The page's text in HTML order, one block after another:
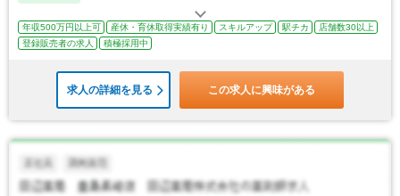
年収500万円以上可 産休・育休取得実績有り スキルアップ 駅チカ
店舗数30以上
登録販売者の求人
積極採用中
求人の詳細を見る この求人に興味がある